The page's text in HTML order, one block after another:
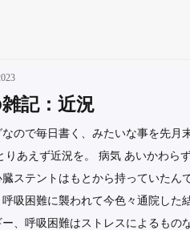
記：近況
ので毎日書く、みたいな事を先月
りあえず近況を。 病気 あいかわら
ステントはもとから持っていた
吸困難に襲われて今色々通院した
、呼吸困難はストレスによるもの